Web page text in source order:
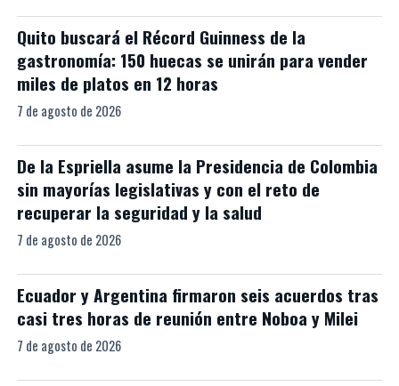
Quito buscará el Récord Guinness de la
gastronomía: 150 huecas se unirán para vender
miles de platos en 12 horas
7 de agosto de 2026
De la Espriella asume la Presidencia de Colombia
sin mayorías legislativas y con el reto de
recuperar la seguridad y la salud
7 de agosto de 2026
Ecuador y Argentina firmaron seis acuerdos tras
casi tres horas de reunión entre Noboa y Milei
7 de agosto de 2026